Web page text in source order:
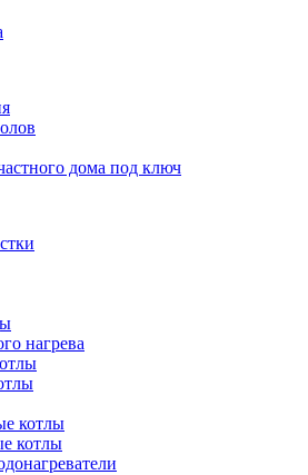
дома под ключ
нагрева
котлы
котлы